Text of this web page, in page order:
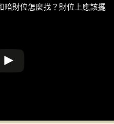
暗財位怎麼找？財位上應該擺